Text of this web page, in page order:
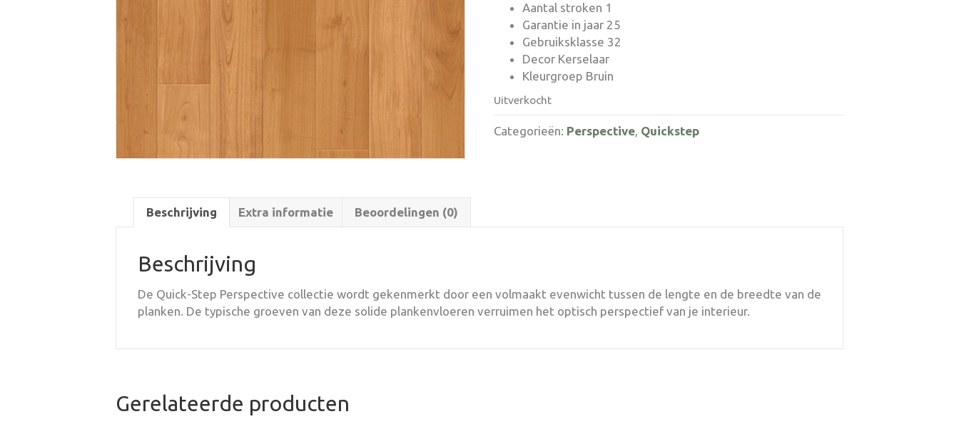
Aantal stroken 1
Garantie in jaar 25
Gebruiksklasse 32
Decor Kerselaar
Kleurgroep Bruin
Uitverkocht
Categorieën: Perspective, Quickstep
Beschrijving Extra informatie Beoordelingen (0)
Beschrijving
De Quick-Step Perspective collectie wordt gekenmerkt door een volmaakt evenwicht tussen de lengte en de breedte van de
planken. De typische groeven van deze solide plankenvloeren verruimen het optisch perspectief van je interieur.
Gerelateerde producten